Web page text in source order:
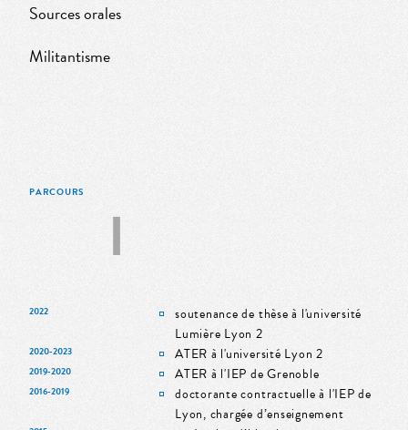
Sources orales
Militantisme
PARCOURS
2022
soutenance de thèse à l'université
Lumière Lyon 2
2020-2023 ATER à l'université Lyon 2
2019-2020 ATER à l'IEP de Grenoble
2016-2019
doctorante contractuelle à l'IEP de
Lyon, chargée d’enseignement